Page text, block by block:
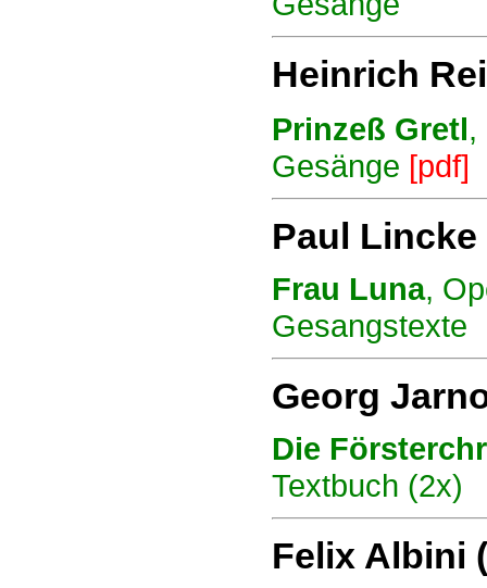
Heinrich
Prinzeß Gretl,
Gesänge [pdf]
Paul Lincke
Frau Luna,
Gesangstexte
Georg
Die
Textbuch (2x)
Felix Albini